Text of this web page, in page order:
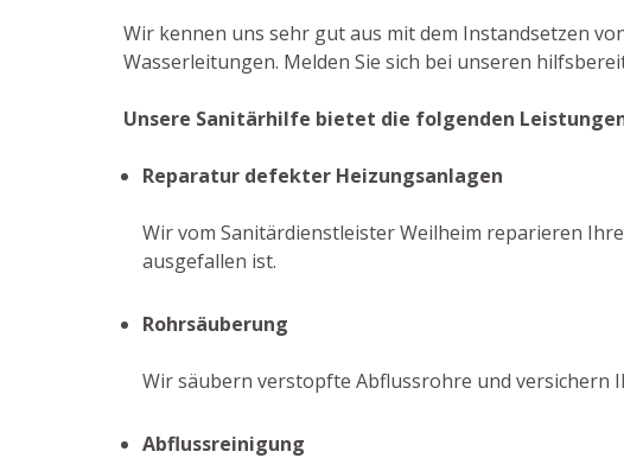
Wir kennen uns sehr gut aus mit dem Instandsetzen
Wasserleitungen. Melden Sie sich bei unseren
Unsere Sanitärhilfe bietet die folgenden
Reparatur defekter Heizungsanlagen
Wir vom Sanitärdienstleister Weilheim reparieren
ausgefallen ist.
Rohrsäuberung
Wir säubern verstopfte Abflussrohre und versichern
Abflussreinigung